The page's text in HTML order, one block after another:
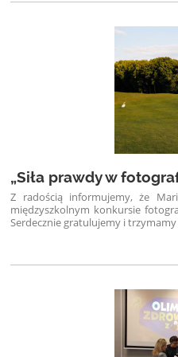
„Siła prawdy w
Z radością informujemy, że
międzyszkolnym konkursie
Serdecznie gratulujemy i